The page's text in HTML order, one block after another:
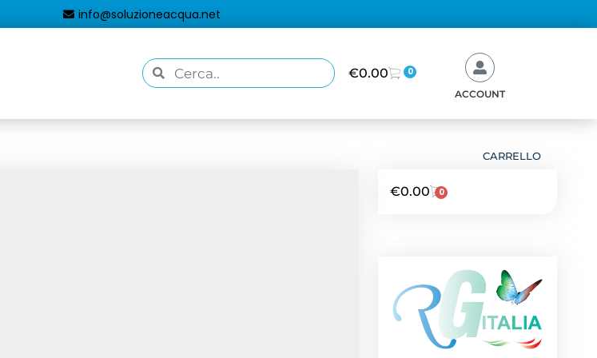
info@soluzioneacqua.net
€0.00
0
ACCOUNT
CARRELLO
€0.00 0